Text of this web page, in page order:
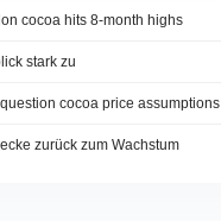
cocoa hits 8-month highs
stark zu
cocoa price assumptions
zurück zum Wachstum